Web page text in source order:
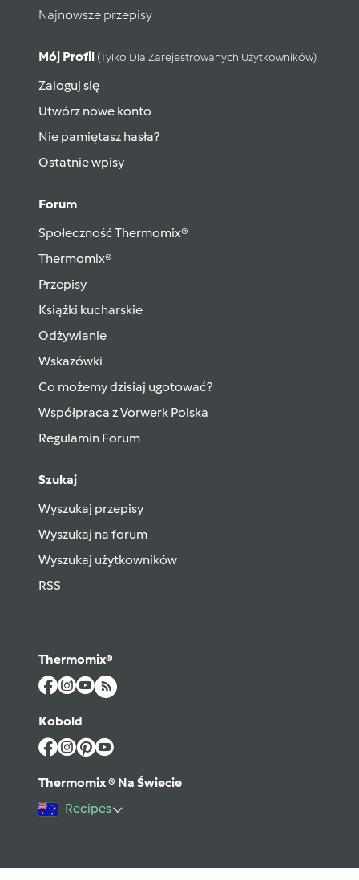
Najnowsze przepisy
Mój Profil (tylko Dla Zarejestrowanych Użytkowników)
Zaloguj się
Utwórz nowe konto
Nie pamiętasz hasła?
Ostatnie wpisy
Forum
Społeczność Thermomix®
Thermomix®
Przepisy
Książki kucharskie
Odżywianie
Wskazówki
Co możemy dzisiaj ugotować?
Współpraca z Vorwerk Polska
Regulamin Forum
Szukaj
Wyszukaj przepisy
Wyszukaj na forum
Wyszukaj użytkowników
RSS
Thermomix®
Kobold
Thermomix ® Na Świecie
Recipes